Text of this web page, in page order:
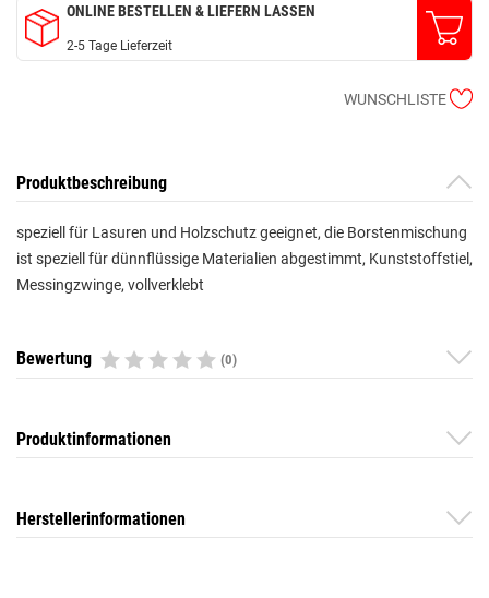
ONLINE BESTELLEN & LIEFERN LASSEN
2-5 Tage Lieferzeit
WUNSCHLISTE
Produktbeschreibung
speziell für Lasuren und Holzschutz geeignet, die Borstenmischung
ist speziell für dünnflüssige Materialien abgestimmt, Kunststoffstiel,
Messingzwinge, vollverklebt
Bewertung (0)
Produktinformationen
Herstellerinformationen